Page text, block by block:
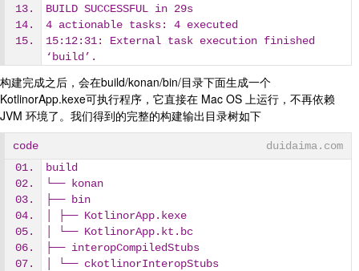
BUILD SUCCESSFUL in 29s
4 actionable tasks: 4 executed
15:12:31: External task execution finished
‘build’.
构建完成之后，会在build/konan/bin/目录下面生成一个
KotlinorApp.kexe可执行程序，它直接在 Mac OS 上运行，不再依赖
JVM 环境了。我们得到的完整的构建输出目录树如下
code
duidaima.com
build
└── konan
├── bin
│ ├── KotlinorApp.kexe
│ └── KotlinorApp.kt.bc
├── interopCompiledStubs
│ └── ckotlinorInteropStubs